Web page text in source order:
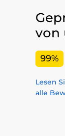
von
99%
Lesen
alle